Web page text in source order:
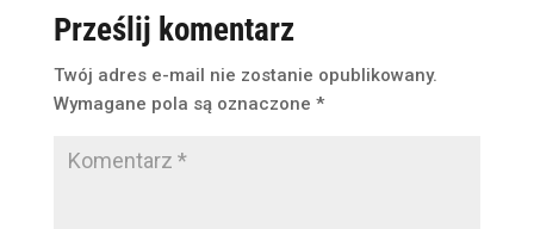
Prześlij komentarz
Twój adres e-mail nie zostanie opublikowany.
Wymagane pola są oznaczone *